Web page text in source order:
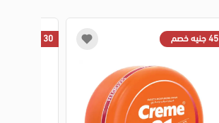
30 جنيه خصم 45 جنيه خصم